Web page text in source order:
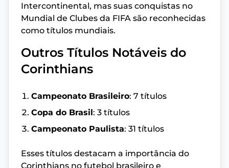
Intercontinental, mas suas conquistas no
Mundial de Clubes da FIFA são reconhecidas
como títulos mundiais.
Outros Títulos Notáveis do
Corinthians
Campeonato Brasileiro: 7 títulos
Copa do Brasil: 3 títulos
Campeonato Paulista: 31 títulos
Esses títulos destacam a importância do
Corinthians no futebol brasileiro e